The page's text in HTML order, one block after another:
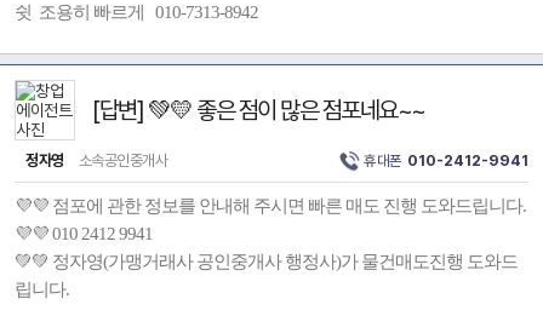
쉿 조용히 빠르게 010-7313-8942
[답변] 💚💛 좋은 점이 많은 점포네요~~
정자영 소속공인중개사 휴대폰 010-2412-9941
💜💜 점포에 관한 정보를 안내해 주시면 빠른 매도 진행 도와드립니다.
💜💜 010 2412 9941
💚💚 정자영(가맹거래사 공인중개사 행정사)가 물건매도진행 도와드
립니다.